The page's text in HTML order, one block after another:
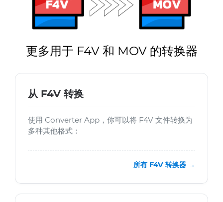
更多用于 F4V 和 MOV 的转换器
从 F4V 转换
使用 Converter App，你可以将 F4V 文件转换为
多种其他格式：
所有 F4V 转换器 →